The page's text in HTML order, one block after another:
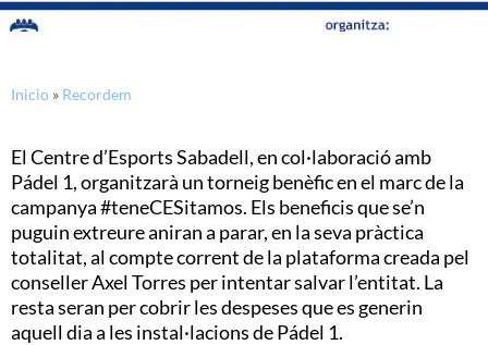
Inicio » Recordem
El Centre d’Esports Sabadell, en col·laboració amb
Pádel 1, organitzarà un torneig benèfic en el marc de la
campanya #teneCESitamos. Els beneficis que se’n
puguin extreure aniran a parar, en la seva pràctica
totalitat, al compte corrent de la plataforma creada pel
conseller Axel Torres per intentar salvar l’entitat. La
resta seran per cobrir les despeses que es generin
aquell dia a les instal·lacions de Pádel 1.